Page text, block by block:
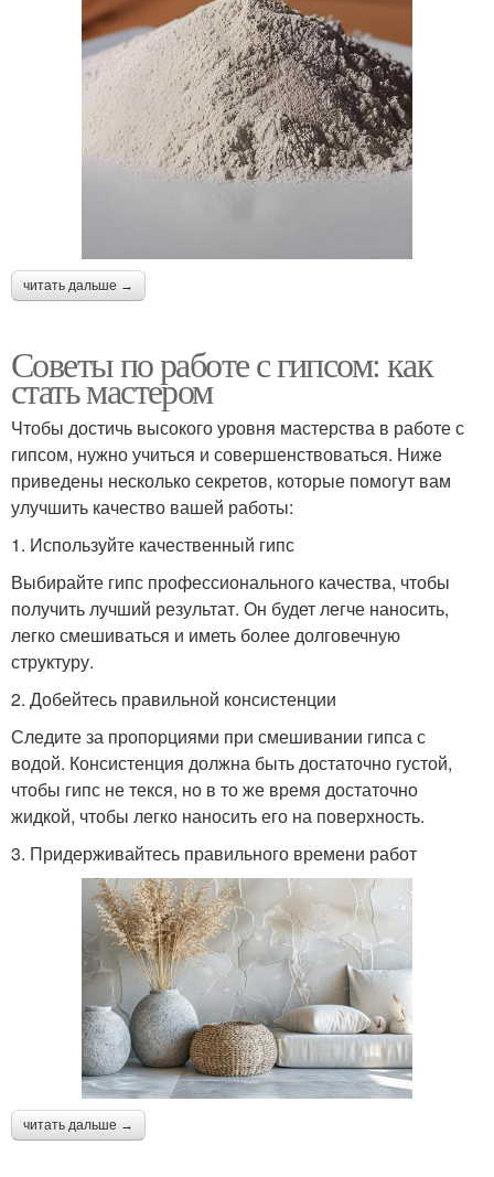
читать дальше →
Советы по работе с гипсом: как
стать мастером
Чтобы достичь высокого уровня мастерства в работе с
гипсом, нужно учиться и совершенствоваться. Ниже
приведены несколько секретов, которые помогут вам
улучшить качество вашей работы:
1. Используйте качественный гипс
Выбирайте гипс профессионального качества, чтобы
получить лучший результат. Он будет легче наносить,
легко смешиваться и иметь более долговечную
структуру.
2. Добейтесь правильной консистенции
Следите за пропорциями при смешивании гипса с
водой. Консистенция должна быть достаточно густой,
чтобы гипс не текся, но в то же время достаточно
жидкой, чтобы легко наносить его на поверхность.
3. Придерживайтесь правильного времени работ
читать дальше →